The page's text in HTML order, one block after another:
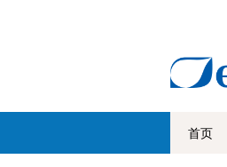
首页